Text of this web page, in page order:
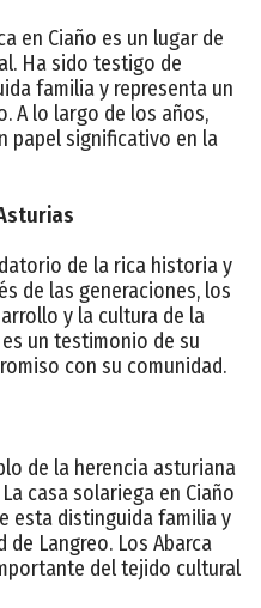
en Ciaño es un lugar de
Ha sido testigo de
familia y representa un
A lo largo de los años,
papel significativo en la
de la rica historia y
de las generaciones, los
y la cultura de la
un testimonio de su
con su comunidad.
de la herencia asturiana
casa solariega en Ciaño
esta distinguida familia y
Langreo. Los Abarca
del tejido cultural